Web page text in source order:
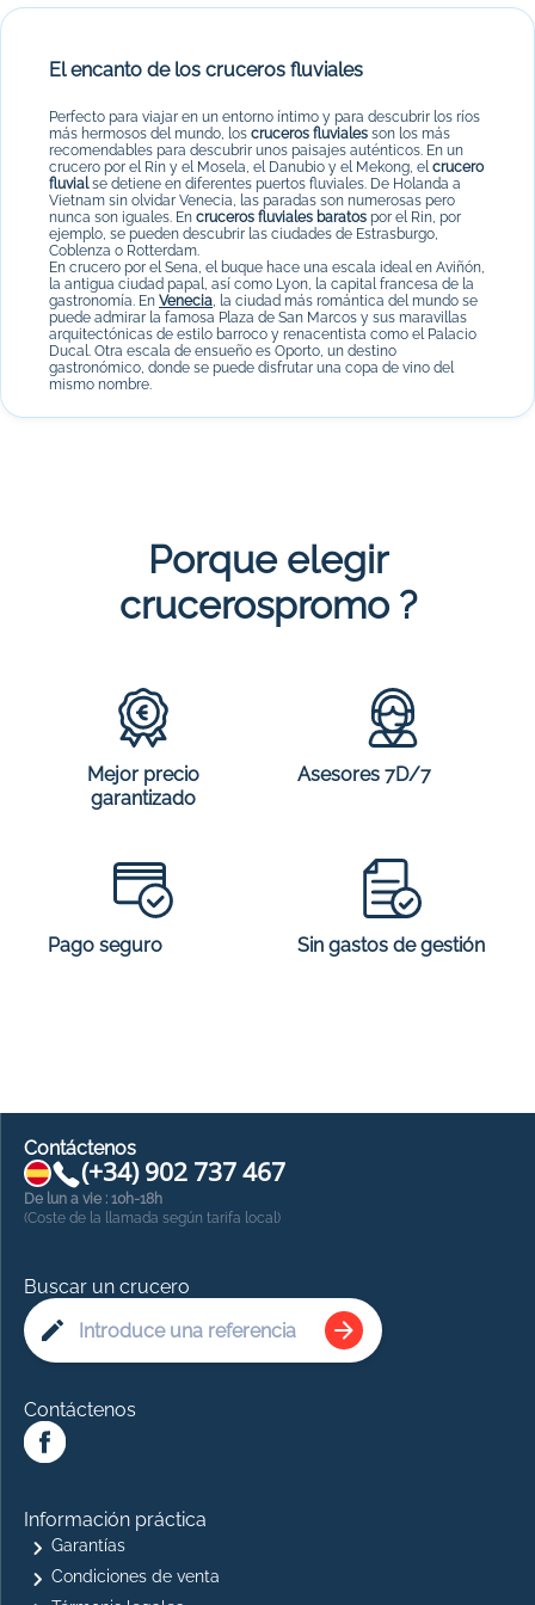
El encanto de los cruceros fluviales
Perfecto para viajar en un entorno íntimo y para descubrir los ríos
más hermosos del mundo, los cruceros fluviales son los más
recomendables para descubrir unos paisajes auténticos. En un
crucero por el Rin y el Mosela, el Danubio y el Mekong, elcrucero
fluvialse detiene en diferentes puertos fluviales. De Holanda a
Vietnam sin olvidar Venecia, las paradas son numerosas pero
nunca son iguales. En cruceros fluviales baratos por el Rin, por
ejemplo, se pueden descubrir las ciudades de Estrasburgo,
Coblenza o Rotterdam.
En crucero por el Sena, el buque hace una escala ideal en Aviñón,
la antigua ciudad papal, así como Lyon, la capital francesa de la
gastronomía. En Venecia, la ciudad más romántica del mundo se
puede admirar la famosa Plaza de San Marcos y sus maravillas
arquitectónicas de estilo barroco y renacentista como el Palacio
Ducal. Otra escala de ensueño es Oporto, un destino
gastronómico, donde se puede disfrutar una copa de vino del
mismo nombre.
Porque elegir
crucerospromo ?
Mejor precio
garantizado
Asesores 7D/7
Pago seguro Sin gastos de gestión
Contáctenos
(+34) 902 737 467
De lun a vie : 10h-18h
(Coste de la llamada según tarifa local)
Buscar un crucero
Contáctenos
Información práctica
Garantías
Condiciones de venta